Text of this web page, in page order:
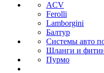
ACV
Ferolli
Lamborgini
Балтур
Системы авто
Шланги и
Пурмо